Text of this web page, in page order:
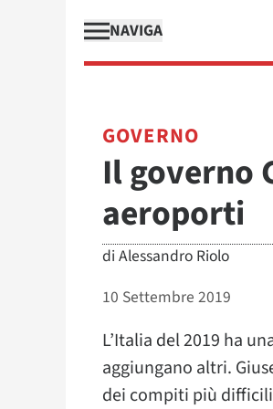
NAVIGA
GOVERNO
Il governo
aeroporti
di Alessandro Riolo
10 Settembre 2019
L’Italia del 2019 ha
aggiungano altri.
dei compiti più